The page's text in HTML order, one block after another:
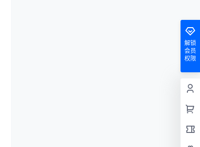
解锁
会员
权限